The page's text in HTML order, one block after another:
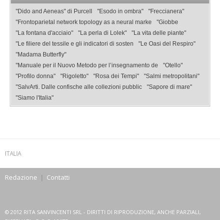
"Dido and Aeneas" di Purcell "Esodo in ombra"
"Freccianera"
"Frontoparietal network topology as a neural marke
"Giobbe
"La fontana d'acciaio"
"La perla di Lolek"
"La vita delle piante"
"Le filiere del tessile e gli indicatori di sosten
"Le Oasi del Respiro"
"Madama Butterfly"
"Manuale per il Nuovo Metodo per l’insegnamento de
"Otello"
"Profilo donna"
"Rigoletto" "Rosa dei Tempi"
"Salmi metropolitani"
"SalvArti. Dalle confische alle collezioni pubblic
"Sapore di mare"
"Siamo l'Italia"
ITALIA
Redazione | Contatti
© 2012 RITA SANVINCENTI SRL - DIRITTI DI RIPRODUZIONE, ANCHE PARZIALI,